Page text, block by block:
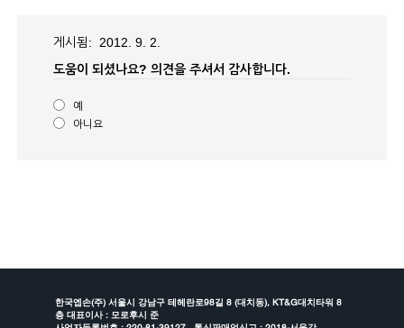
게시됨: 2012. 9. 2.
도움이 되셨나요? 의견을 주셔서 감사합니다.
예
아니요
한국엡손(주) 서울시 강남구 테헤란로98길 8 (대치동), KT&G대치타워 8
층 대표이사 : 모로후시 준